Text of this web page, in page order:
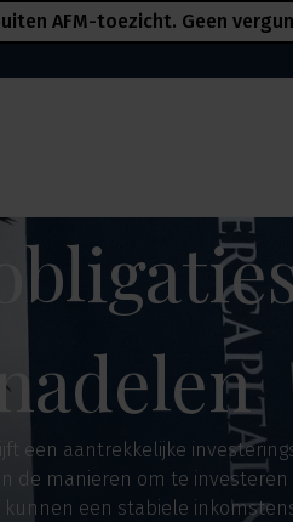
AFM-toezicht. Geen
een aantrekkelijke
de manieren om te
kunnen een stabiele